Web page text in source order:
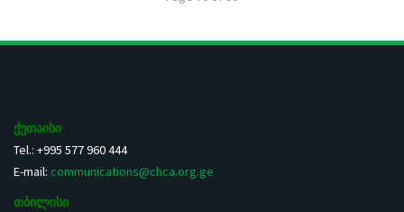
ქუთაისი
Tel.: +995 577 960 444
E-mail: communications@chca.org.ge
თბილისი